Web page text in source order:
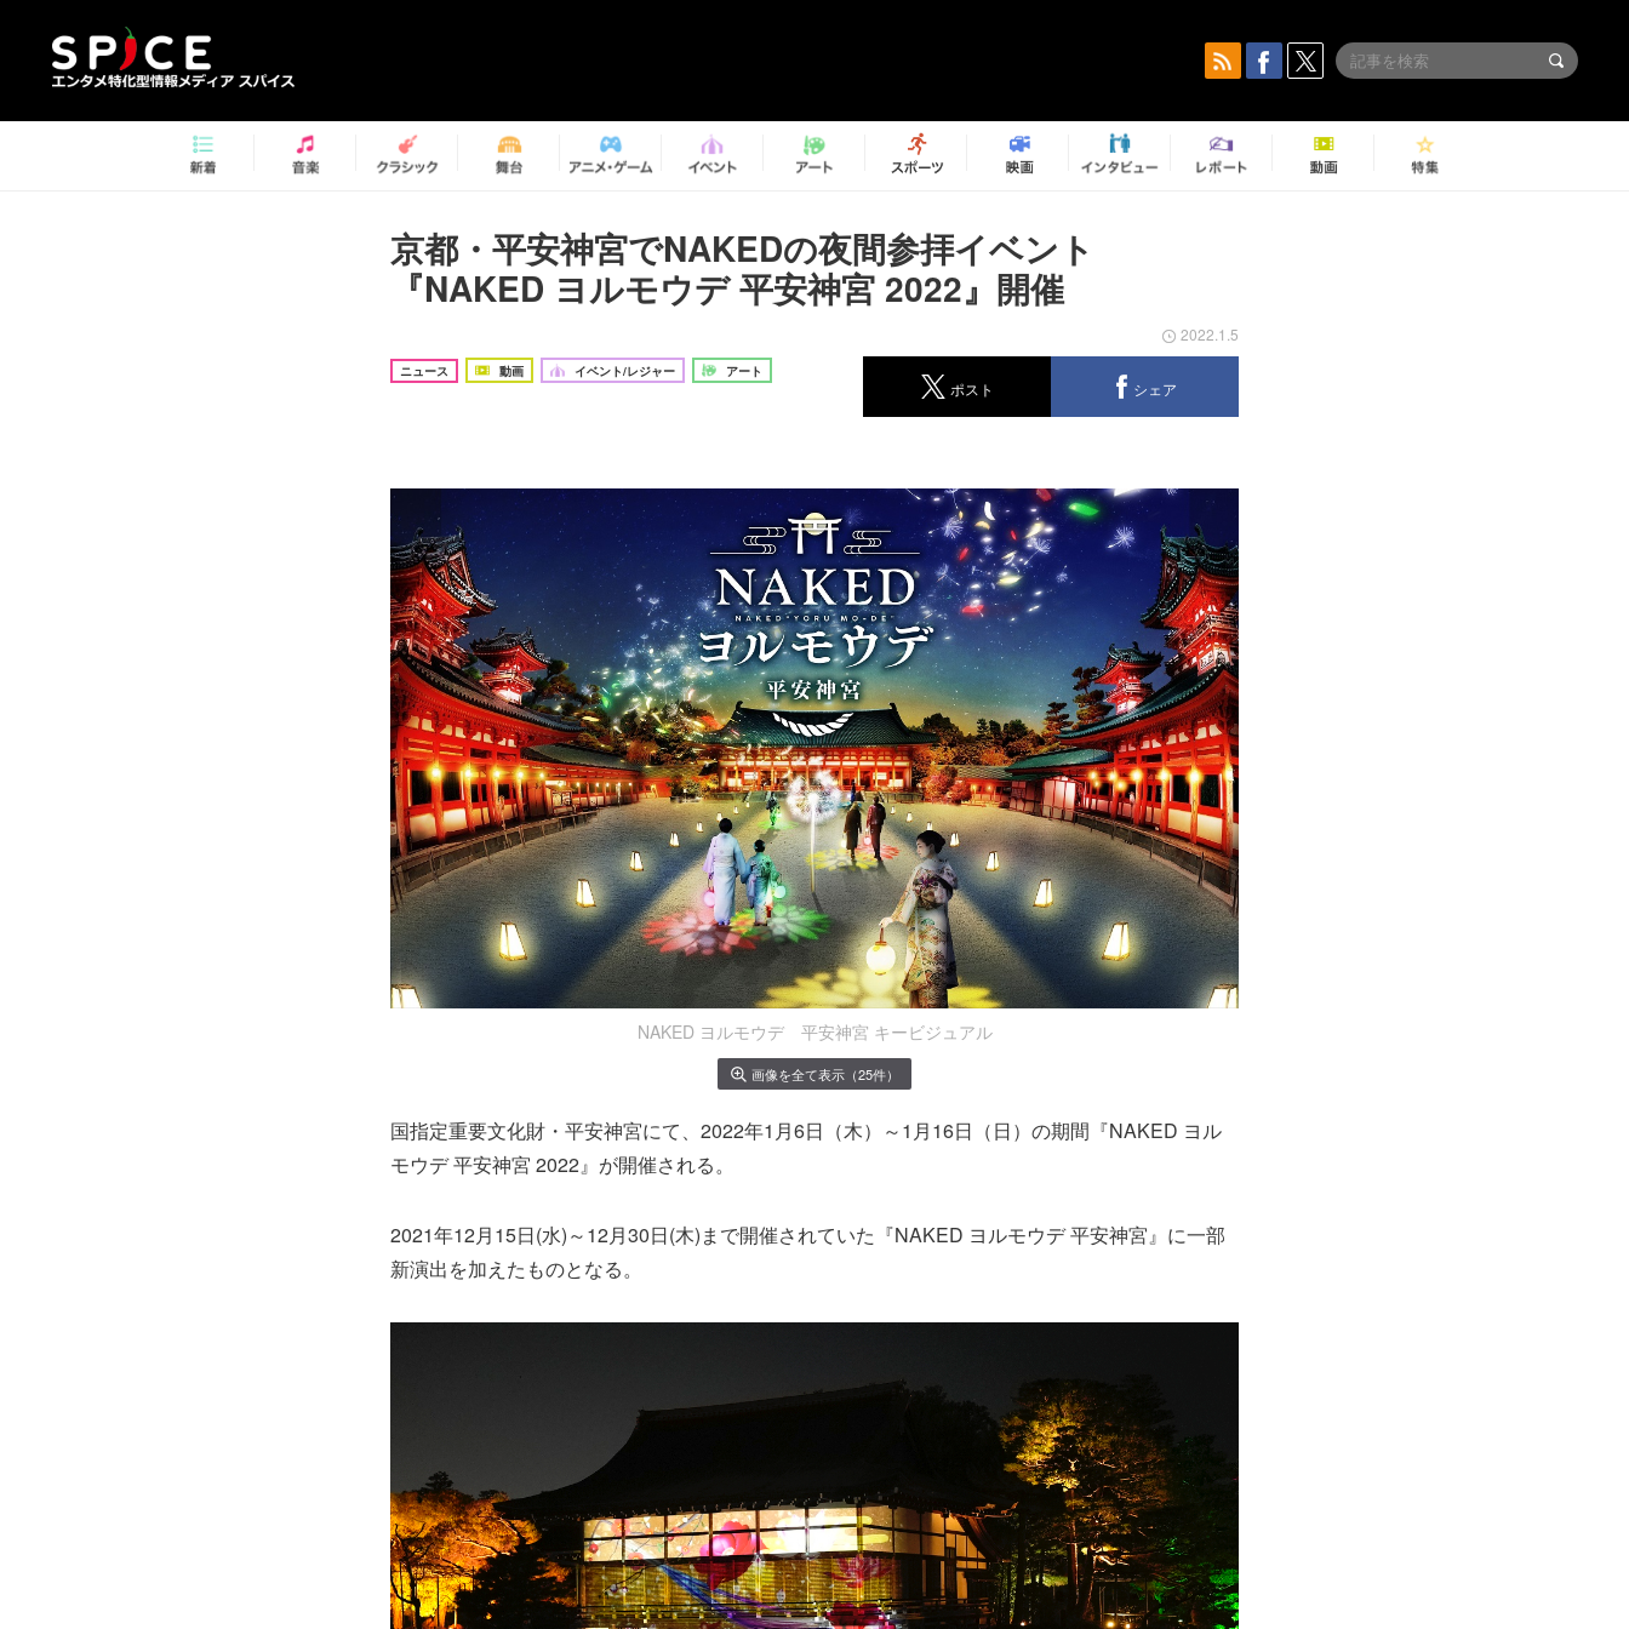
京都・平安神宮でNAKEDの夜間参拝イベント
『NAKED ヨルモウデ 平安神宮 2022』開催
ニュース 動画 イベント/レジャー アート
2022.1.5
ポスト シェア
NAKED ヨルモウデ 平安神宮 キービジュアル
画像を全て表示（25件）
国指定重要文化財・平安神宮にて、2022年1月6日（木）～1月16日（日）の期間『NAKED ヨル
モウデ 平安神宮 2022』が開催される。
2021年12月15日(水)～12月30日(木)まで開催されていた『NAKED ヨルモウデ 平安神宮』に一部
新演出を加えたものとなる。